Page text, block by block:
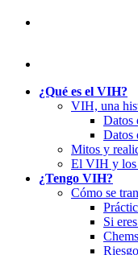
¿Qué es el VIH?
VIH, una
Datos
Datos
Mitos y
El VIH y los
¿Tengo VIH?
Cómo se
Si